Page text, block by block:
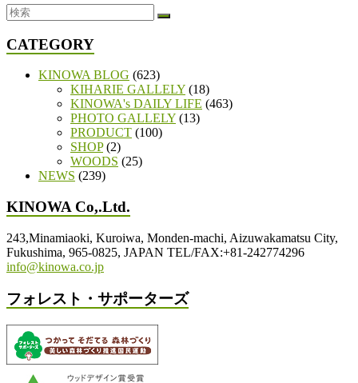
CATEGORY
KINOWA BLOG (623)
KIHARIE GALLELY (18)
KINOWA's DAILY LIFE (463)
PHOTO GALLELY (13)
PRODUCT (100)
SHOP(2)
WOODS (25)
NEWS (239)
KINOWA Co,.Ltd.
243,Minamiaoki, Kuroiwa, Monden-machi, Aizuwakamatsu City,
Fukushima, 965-0825, JAPAN TEL/FAX:+81-242774296
info@kinowa.co.jp
フォレスト・サポーターズ